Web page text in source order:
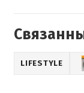
LIFESTYLE